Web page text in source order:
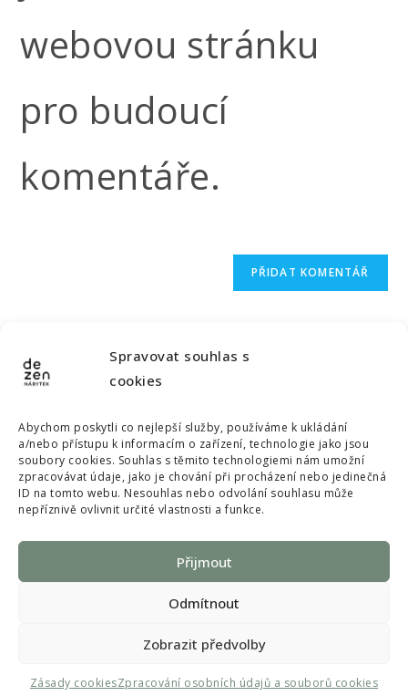
Spravovat souhlas s
cookies
Abychom poskytli co nejlepší služby, používáme k ukládání
a/nebo přístupu k informacím o zařízení, technologie jako jsou
soubory cookies. Souhlas s těmito technologiemi nám umožní
zpracovávat údaje, jako je chování při procházení nebo jedinečná
ID na tomto webu. Nesouhlas nebo odvolání souhlasu může
nepříznivě ovlivnit určité vlastnosti a funkce.
Přijmout
Odmítnout
Zobrazit předvolby
Zásady cookiesZpracování osobních údajů a souborů cookies
webovou stránku
pro budoucí
komentáře.
dezen.nabytek@gmail.com
© Copyright 2022 Dezen nábytek, All rights reserved
Souhlas s poskytnutím osobních údajů a s použitím souborů